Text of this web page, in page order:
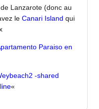
Lanzarote (donc au
le Canari Island qui
Paraiso en
-shared
«